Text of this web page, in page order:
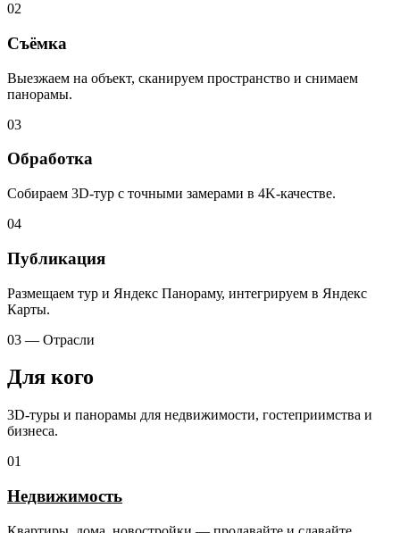
02
Съёмка
Выезжаем на объект, сканируем пространство и снимаем
панорамы.
03
Обработка
Собираем 3D-тур с точными замерами в 4K-качестве.
04
Публикация
Размещаем тур и Яндекс Панораму, интегрируем в Яндекс
Карты.
03 — Отрасли
Для кого
3D-туры и панорамы для недвижимости, гостеприимства и
бизнеса.
01
Недвижимость